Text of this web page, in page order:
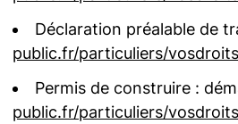
Déclaration préalable de
public.fr/particuliers/
Permis de construire :
public.fr/particuliers/